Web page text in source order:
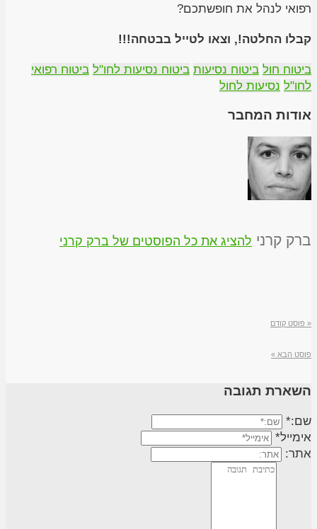
רפואי לנהל את חופשתכם?
קבלו החלטה!, וצאו לטייל בבטחה!!!
ביטוח חול ביטוח נסיעות ביטוח נסיעות לחו"ל ביטוח רפואי
לחו"ל נסיעות לחול
אודות המחבר
ברק קרני להציג את כל הפוסטים של ברק קרני
« פוסט קודם
פוסט הבא »
השארת תגובה
שם:*
אימייל*
אתר: